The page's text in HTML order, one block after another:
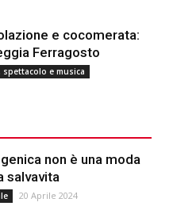
e cocomerata:
Ferragosto
spettacolo e musica
non è una moda
salvavita
20 Aprile 2024